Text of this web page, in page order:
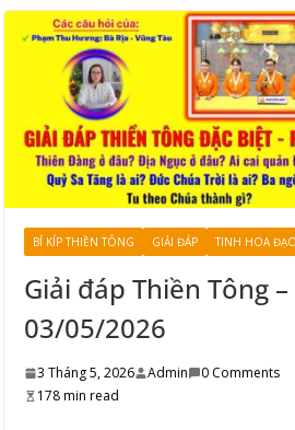
BÍ KÍP THIỀN TÔNG GIẢI ĐÁP TINH HOA
Giải đáp Thiền Tông
03/05/2026
3 Tháng 5, 2026 Admin
0 Comments
178 min read